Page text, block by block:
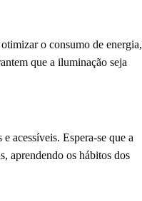
o consumo de energia,
que a iluminação seja
acessíveis. Espera-se que a
aprendendo os hábitos dos